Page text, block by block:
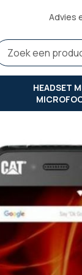
Advies
HEADSET